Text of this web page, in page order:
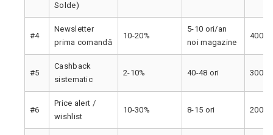
Solde)
#4
Newsletter
prima comandă
10-20%
5-10 ori/an
noi magazine
400-
#5
Cashback
sistematic
2-10% 40-48 ori 300-
#6
Price alert /
wishlist
10-30% 8-15 ori 200-